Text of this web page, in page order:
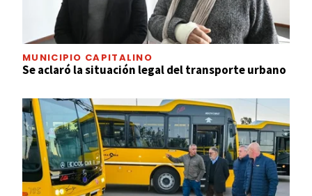
MUNICIPIO CAPITALINO
Se aclaró la situación legal del transporte urbano